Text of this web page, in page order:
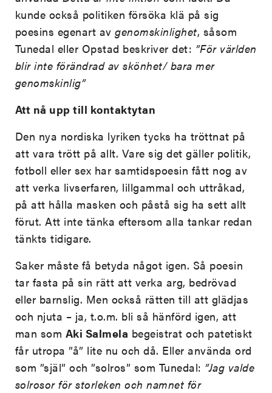
kunde också politiken försöka klä på sig
poesins egenart avgenomskinlighet, såsom
Tunedal eller Opstad beskriver det: ”För världen
blir inte förändrad av skönhet/ bara mer
genomskinlig”
Att nå upp till kontaktytan
Den nya nordiska lyriken tycks ha tröttnat på
att vara trött på allt. Vare sig det gäller politik,
fotboll eller sex har samtidspoesin fått nog av
att verka livserfaren, lillgammal och uttråkad,
på att hålla masken och påstå sig ha sett allt
förut. Att inte tänka eftersom alla tankar redan
tänkts tidigare.
Saker måste få betyda något igen. Så poesin
tar fasta på sin rätt att verka arg, bedrövad
eller barnslig. Men också rätten till att glädjas
och njuta – ja, t.o.m. bli så hänförd igen, att
man som Aki Salmela begeistrat och patetiskt
får utropa ”å” lite nu och då. Eller använda ord
som ”själ” och ”solros” som Tunedal: ”Jag valde
solrosor för storleken och namnet för